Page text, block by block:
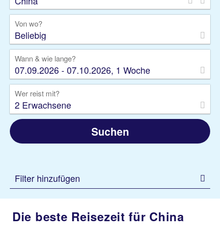
Privattransfer
Zusatzleistungen
Von wo?
Beliebig
Wann & wie lange?
07.09.2026 - 07.10.2026, 1 Woche
Wer reist mit?
2 Erwachsene
Suchen
Filter hinzufügen
Die beste Reisezeit für China